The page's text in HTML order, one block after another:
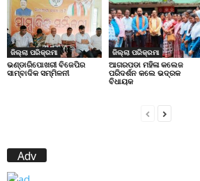
ଜିଲ୍ଲା ପରିକ୍ରମା
ଭଣ୍ଡାରିପୋଖରୀ ବିଜେପିର
ସାମ୍ବାଦିକ ସମ୍ମିଳନୀ
ଜିଲ୍ଲା ପରିକ୍ରମା
ଆଗରପଡା ମହିଳା କଲେଜ
ପରିଦର୍ଶନ କଲେ ଭଦ୍ରକ
ବିଧାୟକ
Adv